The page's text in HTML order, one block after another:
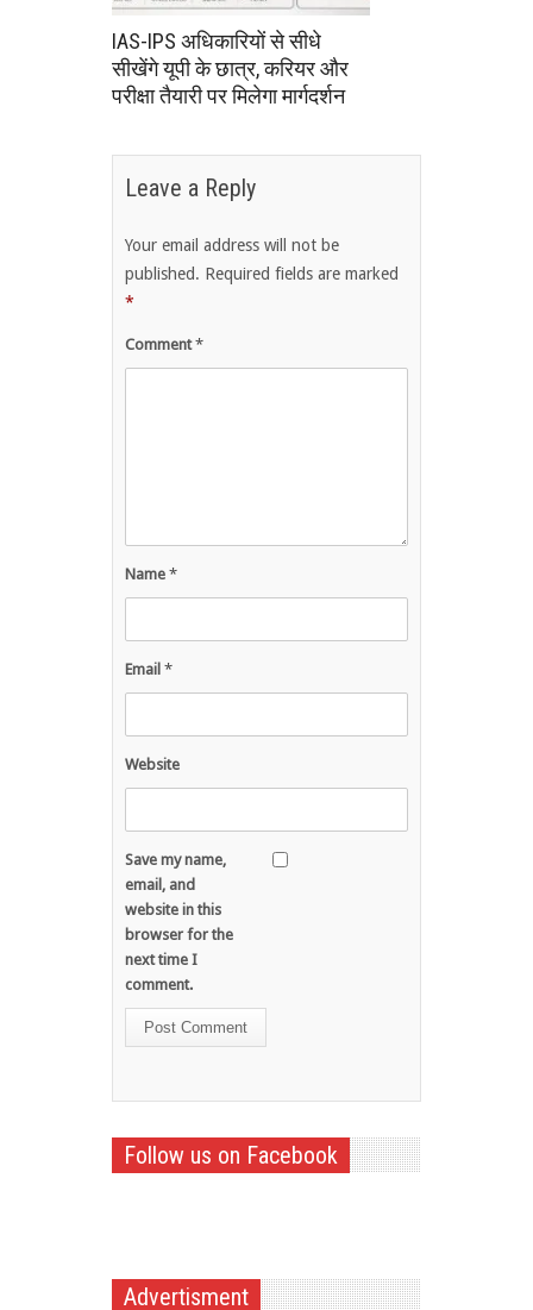
IAS-IPS अधिकारियों से सीधे
सीखेंगे यूपी के छात्र, करियर और
परीक्षा तैयारी पर मिलेगा मार्गदर्शन
Leave a Reply
Your email address will not be
published. Required fields are marked
*
Comment*
Name *
Email *
Website
Save my name,
email, and
website in this
browser for the
next time I
comment.
Follow us on Facebook
Advertisment